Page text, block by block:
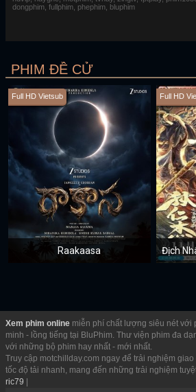
dongphim, fullphim, phephim, bluphim
PHIM ĐỀ CỬ
Full HD Vietsub
Raakaasa
Full HD
Xem phim online miễn phí chất lượng siêu nét với
minh - lồng tiếng tại BluPhim. Thư viện phim đa
với những bộ phim hay nhất - mới nhất.
Truy cập motchillday.com ngay để trải nghiệm
tốc độ tải nhanh, mang đến những trải nghiệm
ric79 |